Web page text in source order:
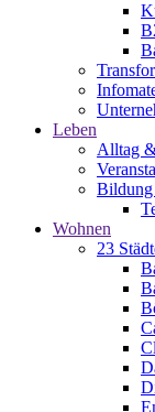
Leben
Alltag
Wohnen
23